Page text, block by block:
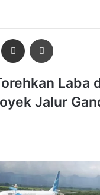
Messenger
Share via Email
Laba
Jalur